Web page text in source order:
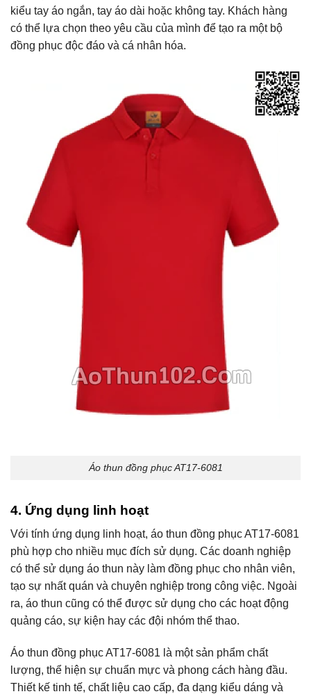
kiểu tay áo ngắn, tay áo dài hoặc không tay. Khách hàng
có thể lựa chọn theo yêu cầu của mình để tạo ra một bộ
đồng phục độc đáo và cá nhân hóa.
Áo thun đồng phục AT17-6081
4. Ứng dụng linh hoạt
Với tính ứng dụng linh hoạt, áo thun đồng phục AT17-6081
phù hợp cho nhiều mục đích sử dụng. Các doanh nghiệp
có thể sử dụng áo thun này làm đồng phục cho nhân viên,
tạo sự nhất quán và chuyên nghiệp trong công việc. Ngoài
ra, áo thun cũng có thể được sử dụng cho các hoạt động
quảng cáo, sự kiện hay các đội nhóm thể thao.
Áo thun đồng phục AT17-6081 là một sản phẩm chất
lượng, thể hiện sự chuẩn mực và phong cách hàng đầu.
Thiết kế tinh tế, chất liệu cao cấp, đa dạng kiểu dáng và